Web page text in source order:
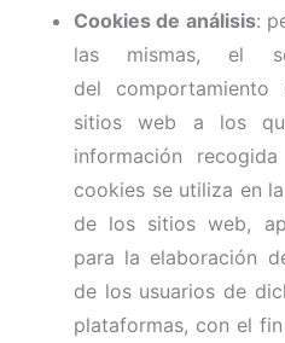
Cookies de análisis:
las mismas, el
del
sitios web a los
información
cookies se utiliza en
de los sitios web,
para la elaboración
de los usuarios de
plataformas, con el